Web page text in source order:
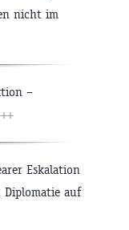
nicht im
–
Eskalation
Diplomatie auf